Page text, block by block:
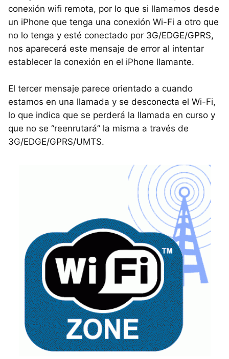
conexión wifi remota, por lo que si llamamos desde
un iPhone que tenga una conexión Wi-Fi a otro que
no lo tenga y esté conectado por 3G/EDGE/GPRS,
nos aparecerá este mensaje de error al intentar
establecer la conexión en el iPhone llamante.
El tercer mensaje parece orientado a cuando
estamos en una llamada y se desconecta el Wi-Fi,
lo que indica que se perderá la llamada en curso y
que no se “reenrutará” la misma a través de
3G/EDGE/GPRS/UMTS.